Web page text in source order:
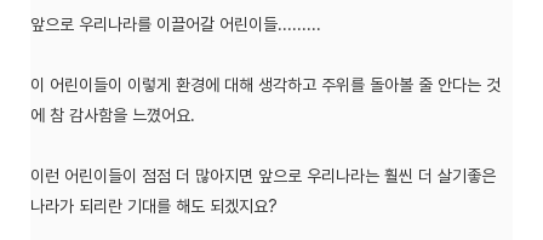
앞으로 우리나라를 이끌어갈 어린이들.........
이 어린이들이 이렇게 환경에 대해 생각하고 주위를 돌아볼 줄 안다는 것
에 참 감사함을 느꼈어요.
이런 어린이들이 점점 더 많아지면 앞으로 우리나라는 훨씬 더 살기좋은
나라가 되리란 기대를 해도 되겠지요?